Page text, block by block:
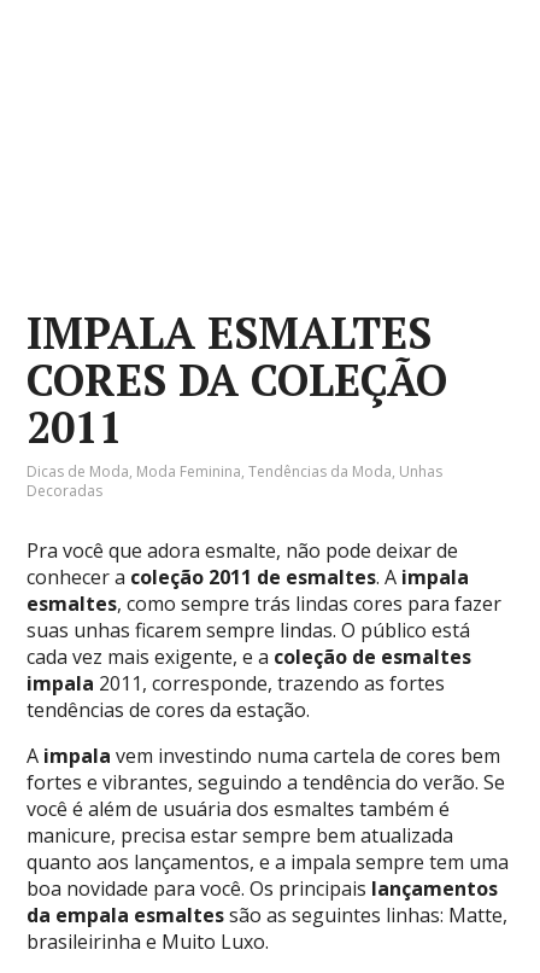
IMPALA ESMALTES
CORES DA COLEÇÃO
2011
Dicas de Moda, Moda Feminina,Tendências da Moda, Unhas
Decoradas
Pra você que adora esmalte, não pode deixar de
conhecer a coleção 2011 de esmaltes. A impala
esmaltes, como sempre trás lindas cores para fazer
suas unhas ficarem sempre lindas. O público está
cada vez mais exigente, e a coleção de esmaltes
impala 2011, corresponde, trazendo as fortes
tendências de cores da estação.
A impalavem investindo numa cartela de cores bem
fortes e vibrantes, seguindo a tendência do verão. Se
você é além de usuária dos esmaltes também é
manicure, precisa estar sempre bem atualizada
quanto aos lançamentos, e a impala sempre tem uma
boa novidade para você. Os principais lançamentos
da empala esmaltessão as seguintes linhas: Matte,
brasileirinha e Muito Luxo.